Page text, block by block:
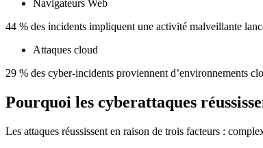
Navigateurs Web
44 % des incidents impliquent une activité malveillante
Attaques cloud
29 % des cyber-incidents proviennent d’environnements
Pourquoi les cyberattaques
Les attaques réussissent en raison de trois facteurs :